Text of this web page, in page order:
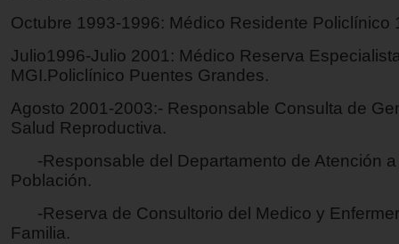
Octubre 1993-1996: Médico Residente Policlínico
Julio1996-Julio 2001: Médico Reserva
MGI.Policlínico Puentes Grandes.
Agosto 2001-2003:- Responsable Consulta de
Salud Reproductiva.
-Responsable del Departamento de Atención a
Población.
-Reserva de Consultorio del Medico y
Familia.